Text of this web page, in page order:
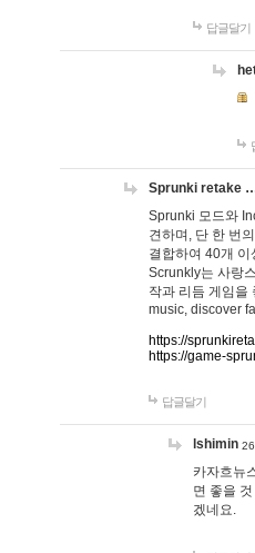
답글달기
Sprunki retake
Sprunki 모드와
견하며, 단 한 번
결합하여 40개
Scrunkly는 사랑
작과 리듬 게임을
music, discover
https://
https://game-
답글달기
lshimin
카자흐뉴
면 좋을
겠네요.